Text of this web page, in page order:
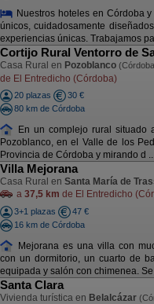
Nuestros hoteles en Córdoba
únicos, cuidadosamente
experiencias únicas. Trabajamos
Cortijo Rural Ventorro de
Casa Rural en Pozoblanco
de El Entredicho (Córdoba)
20 plazas
30 €
80 km de Córdoba
En un complejo rural situado
Pozoblanco, en el Valle de los
Provincia de Córdoba y mirando d
Villa Mejorana
Casa Rural en Santa María de
a 37,5 km de El Entredicho
3+1 plazas
47 €
16 km de Córdoba
Mejorana es una villa con
con un dormitorio, un cuarto de
equipada y salón con chimenea. Se
Santa Clara
Vivienda turística en Belalcázar